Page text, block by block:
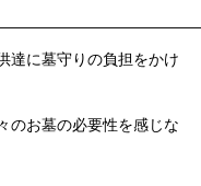
達に墓守りの負担をかけ
のお墓の必要性を感じな